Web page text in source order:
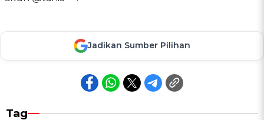
Jadikan Sumber Pilihan
Tag